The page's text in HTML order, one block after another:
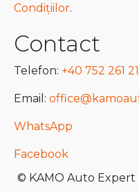
Condițiilor.
Contact
Telefon: +40 752 261
Email:
WhatsApp
Facebook
© KAMO Auto